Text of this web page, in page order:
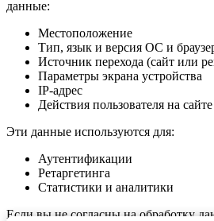
данные:
Местоположение
Тип, язык и версия ОС и
Источник перехода (сайт или
Параметры экрана устройства
IP-адрес
Действия пользователя на сайте
Эти данные используются для:
Аутентификации
Ретаргетинга
Статистики и аналитики
Если вы не согласны на обработку